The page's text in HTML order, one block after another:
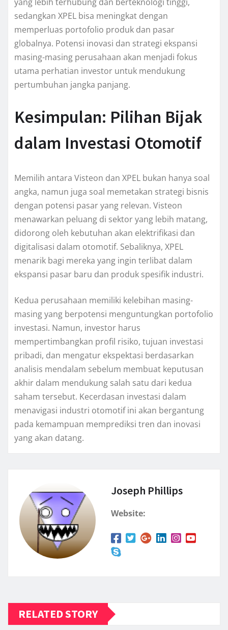
sedangkan XPEL bisa meningkat dengan
memperluas portofolio produk dan pasar
globalnya. Potensi inovasi dan strategi ekspansi
masing-masing perusahaan akan menjadi fokus
utama perhatian investor untuk mendukung
pertumbuhan jangka panjang.
Kesimpulan: Pilihan Bijak
dalam Investasi Otomotif
Memilih antara Visteon dan XPEL bukan hanya soal
angka, namun juga soal memetakan strategi bisnis
dengan potensi pasar yang relevan. Visteon
menawarkan peluang di sektor yang lebih matang,
didorong oleh kebutuhan akan elektrifikasi dan
digitalisasi dalam otomotif. Sebaliknya, XPEL
menarik bagi mereka yang ingin terlibat dalam
ekspansi pasar baru dan produk spesifik industri.
Kedua perusahaan memiliki kelebihan masing-
masing yang berpotensi menguntungkan portofolio
investasi. Namun, investor harus
mempertimbangkan profil risiko, tujuan investasi
pribadi, dan mengatur ekspektasi berdasarkan
analisis mendalam sebelum membuat keputusan
akhir dalam mendukung salah satu dari kedua
saham tersebut. Kecerdasan investasi dalam
menavigasi industri otomotif ini akan bergantung
pada kemampuan memprediksi tren dan inovasi
yang akan datang.
Joseph Phillips
Website:
RELATED STORY